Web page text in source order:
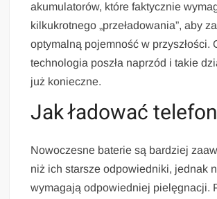
akumulatorów, które faktycznie
kilkukrotnego „przeładowania”, aby
optymalną pojemność w przyszłości.
technologia poszła naprzód i takie
już konieczne.
Jak ładować
Nowoczesne baterie są bardziej
niż ich starsze odpowiedniki, jednak
wymagają odpowiedniej pielęgnacji.